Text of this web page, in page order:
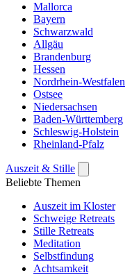
Mallorca
Bayern
Schwarzwald
Allgäu
Brandenburg
Hessen
Nordrhein-Westfalen
Ostsee
Niedersachsen
Baden-Württemberg
Schleswig-Holstein
Rheinland-Pfalz
Auszeit & Stille
Beliebte Themen
Auszeit im Kloster
Schweige Retreats
Stille Retreats
Meditation
Selbstfindung
Achtsamkeit